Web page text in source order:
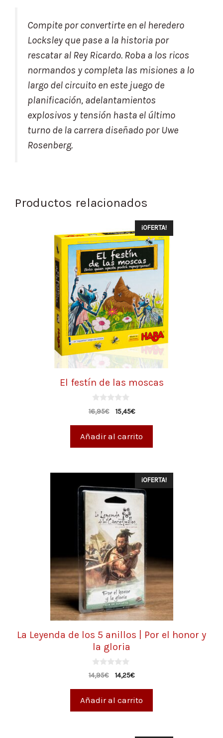
Compite por convertirte en el heredero
Locksley que pase a la historia por
rescatar al Rey Ricardo. Roba a los ricos
normandos y completa las misiones a lo
largo del circuito en este juego de
planificación, adelantamientos
explosivos y tensión hasta el último
turno de la carrera diseñado por Uwe
Rosenberg.
Productos relacionados
¡OFERTA!
El festín de las moscas
0
d
16,95€ 15,45€
Añadir al carrito
¡OFERTA!
La Leyenda de los 5 anillos | Por el honor y
la gloria
0
d
14,95€ 14,25€
Añadir al carrito